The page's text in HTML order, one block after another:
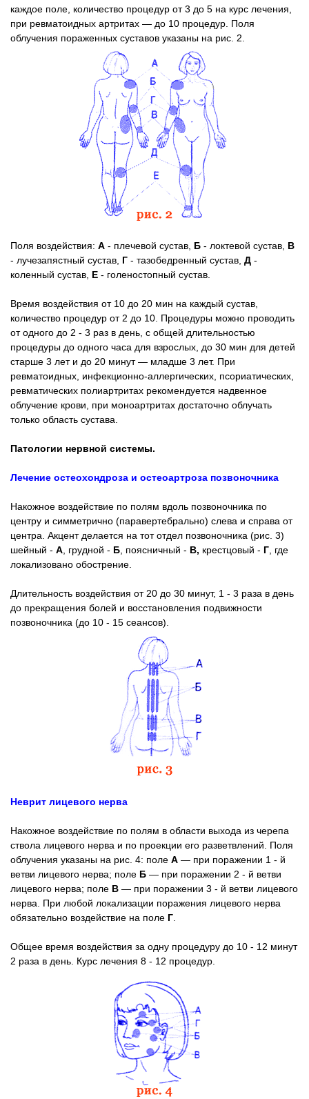
каждое поле, количество процедур от 3 до 5 на курс лечения,
при ревматоидных артритах — до 10 процедур. Поля
облучения пораженных суставов указаны на рис. 2.
Поля воздействия: А - плечевой сустав, Б - локтевой сустав, В
- лучезапястный сустав, Г - тазобедренный сустав, Д -
коленный сустав, Е - голеностопный сустав.
Время воздействия от 10 до 20 мин на каждый сустав,
количество процедур от 2 до 10. Процедуры можно проводить
от одного до 2 - 3 раз в день, с общей длительностью
процедуры до одного часа для взрослых, до 30 мин для детей
старше 3 лет и до 20 минут — младше 3 лет. При
ревматоидных, инфекционно-аллергических, псориатических,
ревматических полиартритах рекомендуется надвенное
облучение крови, при моноартритах достаточно облучать
только область сустава.
Патологии нервной системы.
Лечение остеохондроза и остеоартроза позвоночника
Накожное воздействие по полям вдоль позвоночника по
центру и симметрично (паравертебрально) слева и справа от
центра. Акцент делается на тот отдел позвоночника (рис. 3)
шейный - А , грудной - Б , поясничный - В, крестцовый - Г , где
локализовано обострение.
Длительность воздействия от 20 до 30 минут, 1 - 3 раза в день
до прекращения болей и восстановления подвижности
позвоночника (до 10 - 15 сеансов).
Неврит лицевого нерва
Накожное воздействие по полям в области выхода из черепа
ствола лицевого нерва и по проекции его разветвлений. Поля
облучения указаны на рис. 4: поле А — при поражении 1 - й
ветви лицевого нерва; поле Б — при поражении 2 - й ветви
лицевого нерва; поле В — при поражении 3 - й ветви лицевого
нерва. При любой локализации поражения лицевого нерва
обязательно воздействие на поле Г
Общее время воздействия за одну процедуру до 10 - 12 минут
2 раза в день. Курс лечения 8 - 12 процедур.